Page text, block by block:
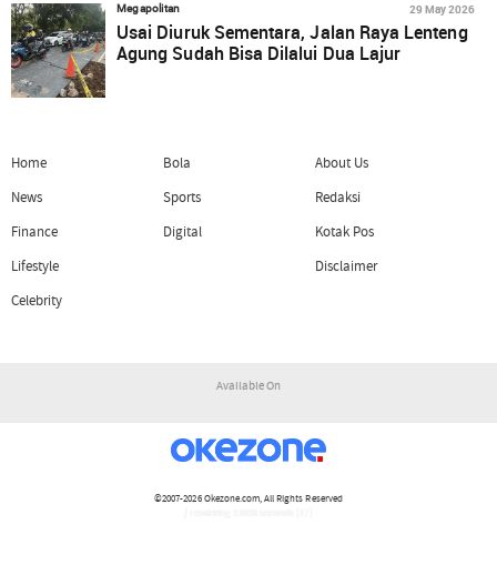
Megapolitan 29 May 2026
Usai Diuruk Sementara, Jalan Raya Lenteng
Agung Sudah Bisa Dilalui Dua Lajur
Home
News
Finance
Lifestyle
Celebrity
Bola
Sports
Digital
About Us
Redaksi
Kotak Pos
Disclaimer
Available On
©2007-2026Okezone.com, All Rights Reserved